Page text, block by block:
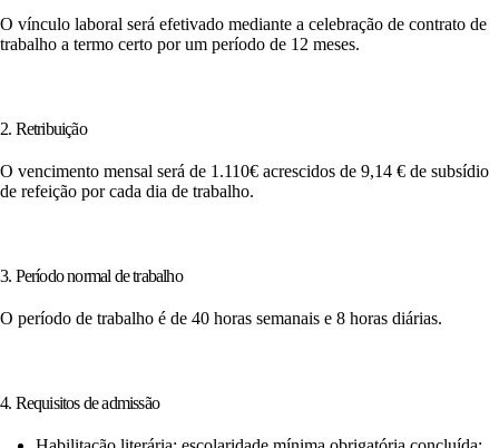
O vínculo laboral será efetivado mediante a celebração de contrato de
trabalho a termo certo por um período de 12 meses.
2. Retribuição
O vencimento mensal será de 1.110€ acrescidos de 9,14 € de subsídio
de refeição por cada dia de trabalho.
3. Período normal de trabalho
O período de trabalho é de 40 horas semanais e 8 horas diárias.
4. Requisitos de admissão